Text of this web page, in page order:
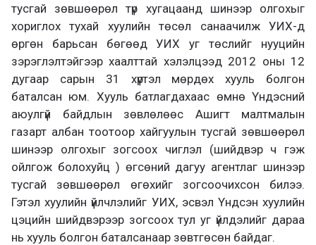
тусгай зөвшөөрөл түр хугацаанд шинээр олгохыг
хориглох тухай хуулийн төсөл санаачилж УИХ-д
өргөн барьсан бөгөөд УИХ уг төслийг нууцийн
зэрэглэлтэйгээр хаалттай хэлэлцээд 2012 оны 12
дугаар сарын 31 хүртэл мөрдөх хууль болгон
баталсан юм. Хууль батлагдахаас өмнө Үндэсний
аюулгүй байдлын зөвлөлөөс Ашигт малтмалын
газарт албан тоотоор хайгуулын тусгай зөвшөөрөл
шинээр олгохыг зогсоох чиглэл (шийдвэр ч гэж
ойлгож болохуйц ) өгсөний дагуу агентлаг шинээр
тусгай зөвшөөрөл өгөхийг зогсоочихсон билээ.
Гэтэл хуулийн үйлчлэлийг УИХ, эсвэл Үндсэн хуулийн
цэцийн шийдвэрээр зогсоох тул уг үйлдэлийг дараа
нь хууль болгон баталсанаар зөвтгөсөн байдаг.